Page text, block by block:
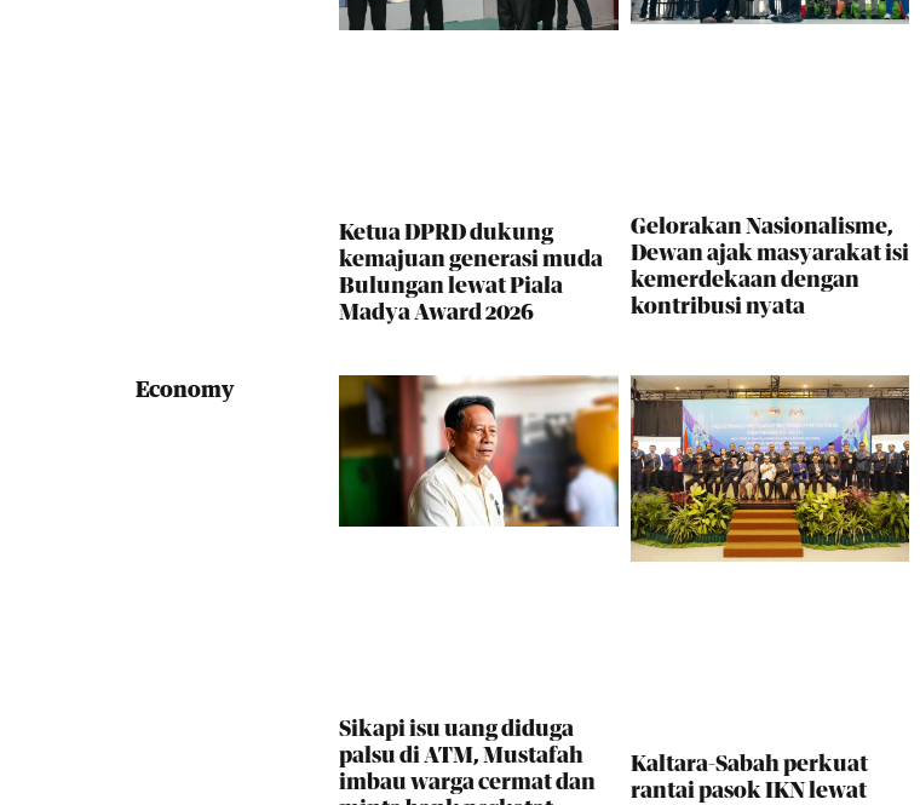
Ketua DPRD dukung
kemajuan generasi muda
Bulungan lewat Piala
Madya Award 2026
Gelorakan Nasionalisme,
Dewan ajak masyarakat isi
kemerdekaan dengan
kontribusi nyata
Economy
Sikapi isu uang diduga
palsu di ATM, Mustafah
imbau warga cermat dan
Kaltara-Sabah perkuat
rantai pasok IKN lewat